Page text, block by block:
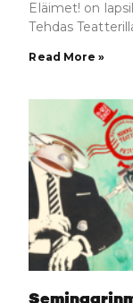
Eläimet! on
Tehdas
Read More »